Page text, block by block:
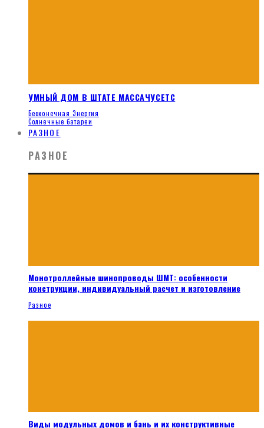
УМНЫЙ ДОМ В ШТАТЕ МАССАЧУСЕТС
Бесконечная Энергия
Солнечные батареи
РАЗНОЕ
РАЗНОЕ
Монотроллейные шинопроводы ШМТ: особенности
конструкции, индивидуальный расчет и изготовление
Разное
Виды модульных домов и бань и их конструктивные